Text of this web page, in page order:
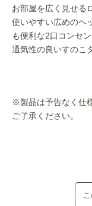
お部屋を広く見せる
使いやすい広めのヘ
も便利な2口コンセン
通気性の良いすのこ
※製品は予告なく仕
ご了承ください。